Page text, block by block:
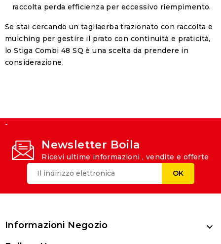
raccolta perda efficienza per eccessivo riempimento.
Se stai cercando un tagliaerba trazionato con raccolta e
mulching per gestire il prato con continuità e praticità,
lo Stiga Combi 48 SQ è una scelta da prendere in
considerazione.
-
Newsletter Boila
Ricevi ultime informazioni , vendite e offerte
Informazioni Negozio 